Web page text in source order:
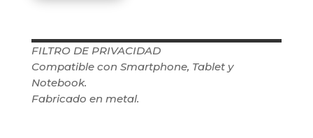
FILTRO DE PRIVACIDAD
Compatible con Smartphone, Tablet y
Notebook.
Fabricado en metal.